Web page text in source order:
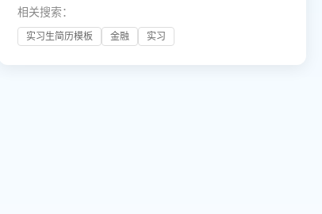
相关搜索：
实习生简历模板 金融 实习